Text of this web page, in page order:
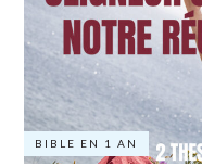
BIBLE EN 1 AN